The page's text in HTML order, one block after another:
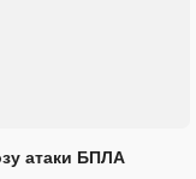
атаки БПЛА